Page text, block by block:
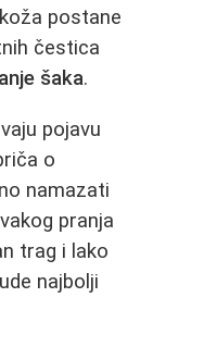
postane
čestica
šaka.
pojavu
o
namazati
pranja
trag i lako
najbolji